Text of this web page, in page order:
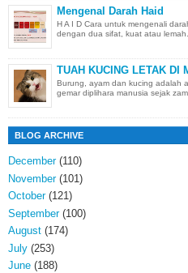
Mengenal Darah Haid
H A I D Cara untuk mengenali
dengan dua sifat, kuat atau
TUAH KUCING LETAK DI
Burung, ayam dan kucing adalah
gemar diplihara manusia sejak
BLOG ARCHIVE
December(110)
November(101)
October(121)
September(100)
August (174)
July (253)
June (188)